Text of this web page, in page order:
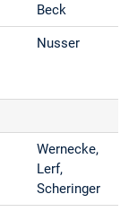
Beck
Nusser
Wernecke,
Lerf,
Scheringer